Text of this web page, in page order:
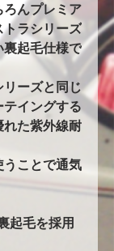
ろんプレミア
トラシリーズ
起毛仕様で
ーズと同じ
イングする
た紫外線耐
ことで通気
起毛を採用